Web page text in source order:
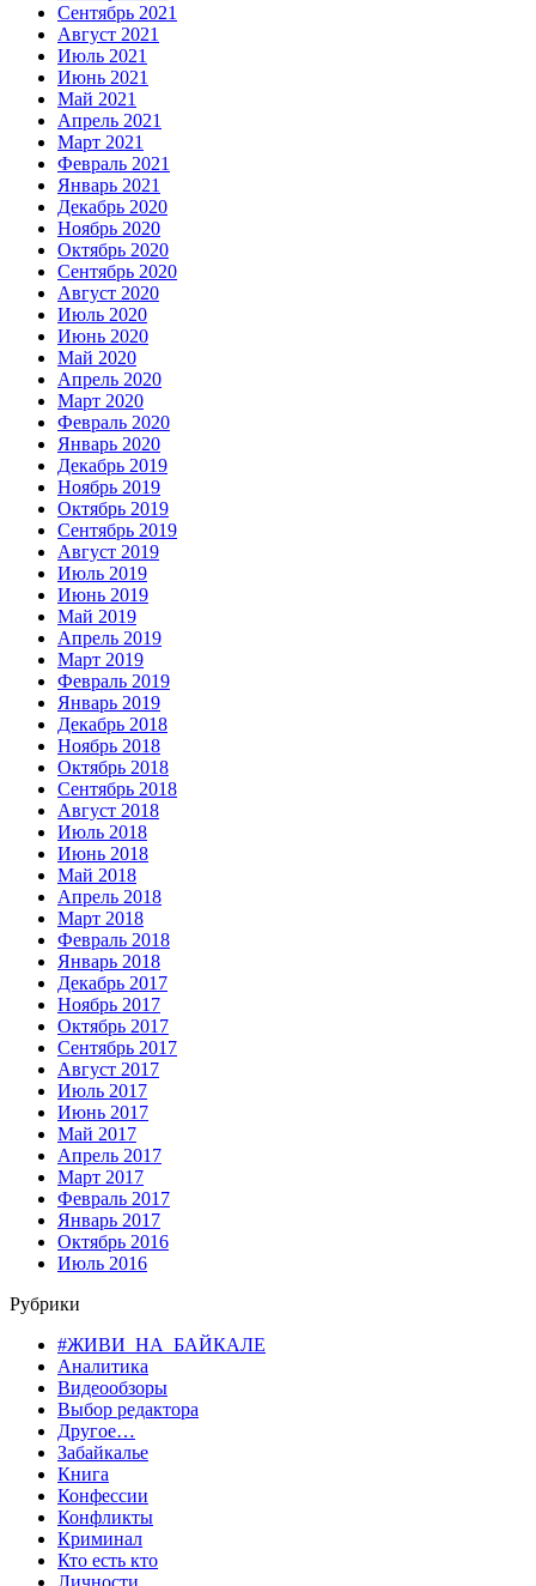
Сентябрь 2021
Август 2021
Июль 2021
Июнь 2021
Май 2021
Апрель 2021
Март 2021
Февраль 2021
Январь 2021
Декабрь 2020
Ноябрь 2020
Октябрь 2020
Сентябрь 2020
Август 2020
Июль 2020
Июнь 2020
Май 2020
Апрель 2020
Март 2020
Февраль 2020
Январь 2020
Декабрь 2019
Ноябрь 2019
Октябрь 2019
Сентябрь 2019
Август 2019
Июль 2019
Июнь 2019
Май 2019
Апрель 2019
Март 2019
Февраль 2019
Январь 2019
Декабрь 2018
Ноябрь 2018
Октябрь 2018
Сентябрь 2018
Август 2018
Июль 2018
Июнь 2018
Май 2018
Апрель 2018
Март 2018
Февраль 2018
Январь 2018
Декабрь 2017
Ноябрь 2017
Октябрь 2017
Сентябрь 2017
Август 2017
Июль 2017
Июнь 2017
Май 2017
Апрель 2017
Март 2017
Февраль 2017
Январь 2017
Октябрь 2016
Июль 2016
Рубрики
#ЖИВИ_НА_БАЙКАЛЕ
Аналитика
Видеообзоры
Выбор редактора
Другое…
Забайкалье
Книга
Конфессии
Конфликты
Криминал
Кто есть кто